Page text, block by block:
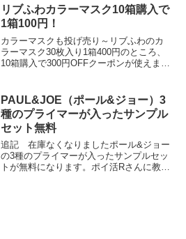
リンクからプライム会員に登...
リブふわカラーマスク10箱購入で
1箱100円！
カラーマスクも投げ売り～リブふわのカ
ラーマスク30枚入り1箱400円のところ、
10箱購入で300円OFFクーポンが使えま
クアッシュ / アプリコットオ...
PAUL&JOE（ポール&ジョー）3
種のプライマーが入ったサンプル
セット無料
追記 在庫なくなりましたポール&ジョー
の3種のプライマーが入ったサンプルセッ
トが無料になります。ポイ活Rさんに教え